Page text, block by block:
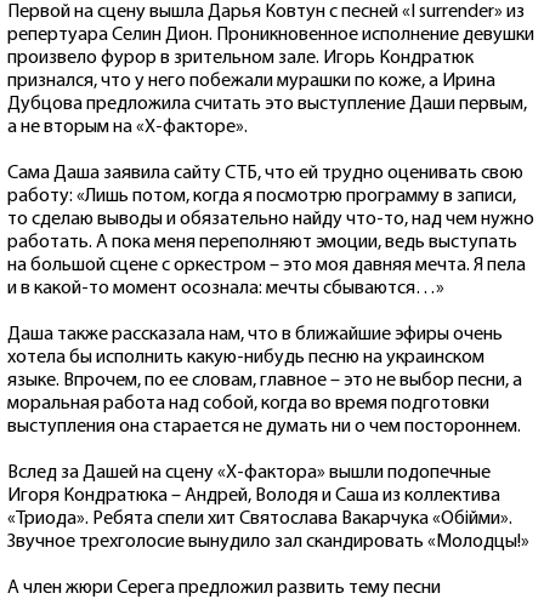
Первой на сцену вышла Дарья Ковтун с песней «I surrender» из
репертуара Селин Дион. Проникновенное исполнение девушки
произвело фурор в зрительном зале. Игорь Кондратюк
признался, что у него побежали мурашки по коже, а Ирина
Дубцова предложила считать это выступление Даши первым,
а не вторым на «Х-факторе».
Сама Даша заявила сайту СТБ, что ей трудно оценивать свою
работу: «Лишь потом, когда я посмотрю программу в записи,
то сделаю выводы и обязательно найду что-то, над чем нужно
работать. А пока меня переполняют эмоции, ведь выступать
на большой сцене с оркестром – это моя давняя мечта. Я пела
и в какой-то момент осознала: мечты сбываются…»
Даша также рассказала нам, что в ближайшие эфиры очень
хотела бы исполнить какую-нибудь песню на украинском
языке. Впрочем, по ее словам, главное – это не выбор песни, а
моральная работа над собой, когда во время подготовки
выступления она старается не думать ни о чем постороннем.
Вслед за Дашей на сцену «Х-фактора» вышли подопечные
Игоря Кондратюка – Андрей, Володя и Саша из коллектива
«Триода». Ребята спели хит Святослава Вакарчука «Обійми».
Звучное трехголосие вынудило зал скандировать «Молодцы!»
А член жюри Серега предложил развить тему песни